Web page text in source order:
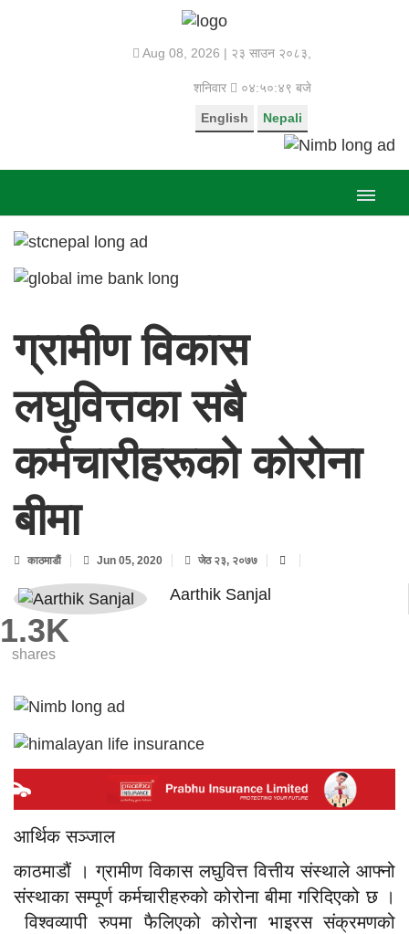
Aug 08, 2026 | २३ साउन २०८३,
शनिवार ०४:५०:४९ बजे
Nepali
English
ग्रामीण विकास
लघुवित्तका सबै
कर्मचारीहरूको कोरोना
बीमा
काठमाडाैं Jun 05, 2020 जेठ २३, २०७७
Aarthik Sanjal
1.3K
shares
आर्थिक सञ्जाल
काठमाडौं । ग्रामीण विकास लघुवित्त वित्तीय संस्थाले आफ्नो
संस्थाका सम्पूर्ण कर्मचारीहरुको कोरोना बीमा गरिदिएको छ ।
विश्वव्यापी रुपमा फैलिएको कोरोना भाइरस संक्रमणको